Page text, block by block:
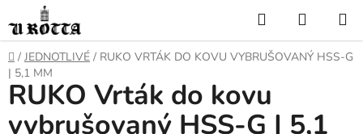
na
obsah
Hledat
KOŠÍK
DOMŮ
/ JEDNOTLIVÉ / RUKO VRTÁK DO KOVU VYBRUŠOVANÝ HSS-G
| 5,1 MM
RUKO Vrták do kovu
vybrušovaný HSS-G | 5,1